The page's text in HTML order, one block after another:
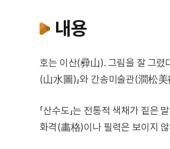
내용
호는 이산(彛山). 그림을 잘 그렸
(山水圖)」와 간송미술관(澗松美
「산수도」는 전통적 색채가 짙
화격(畵格)이나 필력은 보이지